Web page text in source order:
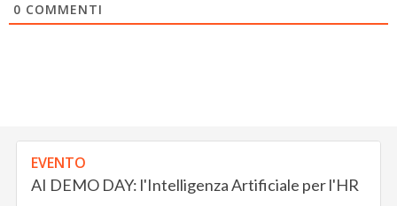
0 COMMENTI
EVENTO
AI DEMO DAY: l'Intelligenza Artificiale per l'HR